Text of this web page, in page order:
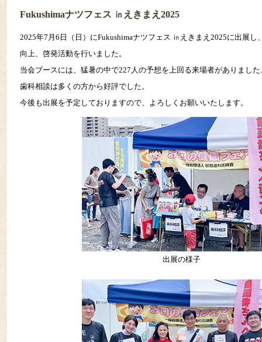
Fukushimaナツフェス ㏌えきまえ2025
2025年7月6日（日）にFukushimaナツフェス ㏌えきまえ2025に出展し
向上、啓発活動を行いました。
当会ブースには、猛暑の中で227人の予想を上回る来場者がありました
歯科相談は多くの方から好評でした。
今後も出展を予定しておりますので、よろしくお願いいたします。
出展の様子